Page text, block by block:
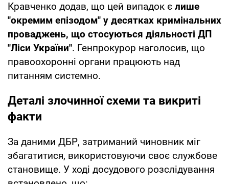
Кравченко додав, що цей випадок є лише
"окремим епізодом" у десятках кримінальних
проваджень, що стосуються діяльності ДП
"Ліси України". Генпрокурор наголосив, що
правоохоронні органи працюють над
питанням системно.
Деталі злочинної схеми та викриті
факти
За даними ДБР, затриманий чиновник міг
збагатитися, використовуючи своє службове
становище. У ході досудового розслідування